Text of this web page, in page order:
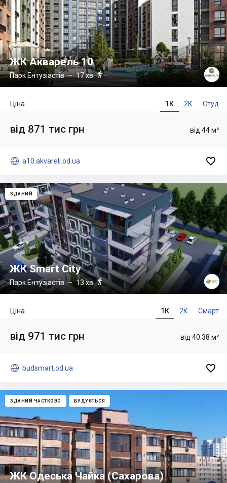
ЖК Акварель 10
Парк Ентузіастів– 17 хв.
1К 2К Студ
Ціна
від 44 м²
від 871 тис грн
 a10.akvareli.od.ua 
ЗДАНИЙ
ЖК Smart City
Парк Ентузіастів– 13 хв.
1К 2К Смарт
Ціна
від 40.38 м²
від 971 тис грн
 budsmart.od.ua 
ЗДАНИЙ ЧАСТКОВО БУДУЄТЬСЯ
ЖК Одеська Чайка (Сахарова)